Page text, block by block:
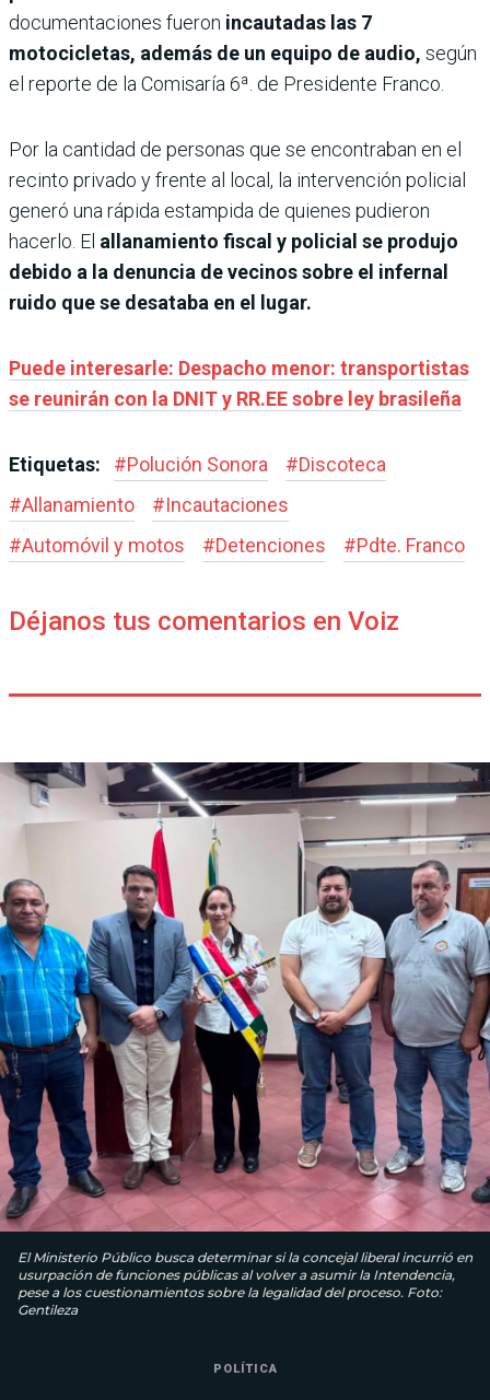
documentaciones fueron incautadas las 7
motocicletas, además de un equipo de audio, según
el reporte de la Comisaría 6ª. de Presidente Franco.
Por la cantidad de personas que se encontraban en el
recinto privado y frente al local, la intervención policial
generó una rápida estampida de quienes pudieron
hacerlo. El allanamiento fiscal y policial se produjo
debido a la denuncia de vecinos sobre el infernal
ruido que se desataba en el lugar.
Puede interesarle: Despacho menor: transportistas
se reunirán con la DNIT y RR.EE sobre ley brasileña
Etiquetas: #Polución Sonora #Discoteca
#Allanamiento #Incautaciones
#Automóvil y motos #Detenciones #Pdte. Franco
Déjanos tus comentarios en Voiz
El Ministerio Público busca determinar si la concejal liberal incurrió en
usurpación de funciones públicas al volver a asumir la Intendencia,
pese a los cuestionamientos sobre la legalidad del proceso. Foto:
Gentileza
POLÍTICA